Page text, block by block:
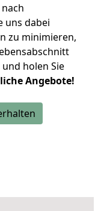
uns dabei
zu minimieren,
holen Sie
Angebote!